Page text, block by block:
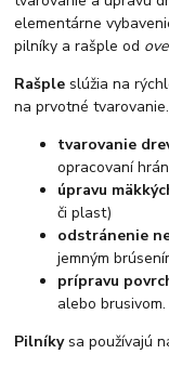
elementárne
pilníky a rašple od
Rašpleslúžia na
na prvotné
tvarovanie
opracovaní
úpravu
či plast)
odstránenie
jemným
prípravu
alebo brusivom.
Pilníkysa používajú